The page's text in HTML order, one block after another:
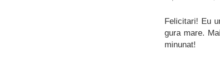
Felicitari! Eu
gura mare.
minunat!